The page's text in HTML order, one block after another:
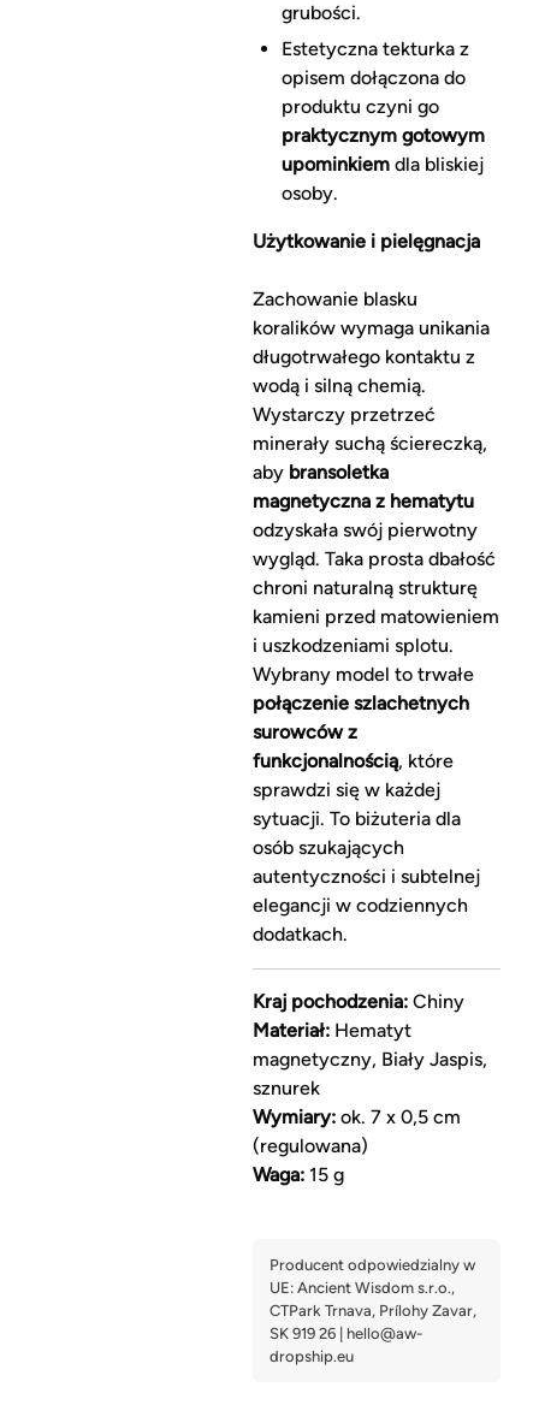
grubości.
Estetyczna tekturka z
opisem dołączona do
produktu czyni go
praktycznym gotowym
upominkiemdla bliskiej
osoby.
Użytkowanie i pielęgnacja
Zachowanie blasku
koralików wymaga unikania
długotrwałego kontaktu z
wodą i silną chemią.
Wystarczy przetrzeć
minerały suchą ściereczką,
aby bransoletka
magnetyczna z hematytu
odzyskała swój pierwotny
wygląd. Taka prosta dbałość
chroni naturalną strukturę
kamieni przed matowieniem
i uszkodzeniami splotu.
Wybrany model to trwałe
połączenie szlachetnych
surowców z
funkcjonalnością, które
sprawdzi się w każdej
sytuacji. To biżuteria dla
osób szukających
autentyczności i subtelnej
elegancji w codziennych
dodatkach.
Kraj pochodzenia:Chiny
Materiał:Hematyt
magnetyczny, Biały Jaspis,
sznurek
Wymiary:ok. 7 x 0,5 cm
(regulowana)
Waga:15 g